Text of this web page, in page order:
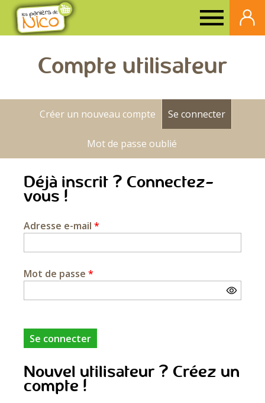
Compte utilisateur
Onglets
Créer un nouveau compte Se connecter(onglet
Mot de passe oublié
Déjà inscrit ? Connectez-
vous !
Adresse e-mail *
Mot de passe *
Nouvel utilisateur ? Créez un
compte !